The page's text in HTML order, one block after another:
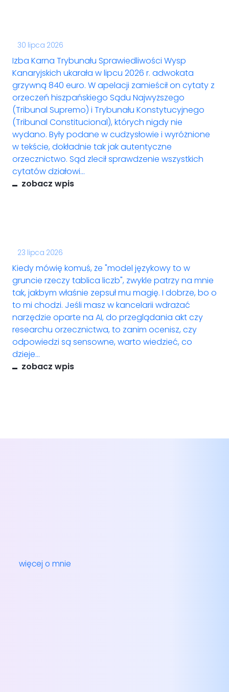
30 lipca 2026
Izba Karna Trybunału Sprawiedliwości Wysp
Kanaryjskich ukarała w lipcu 2026 r. adwokata
grzywną 840 euro. W apelacji zamieścił on cytaty z
orzeczeń hiszpańskiego Sądu Najwyższego
(Tribunal Supremo) i Trybunału Konstytucyjnego
(Tribunal Constitucional), których nigdy nie
wydano. Były podane w cudzysłowie i wyróżnione
w tekście, dokładnie tak jak autentyczne
orzecznictwo. Sąd zlecił sprawdzenie wszystkich
cytatów działowi...
zobacz wpis
23 lipca 2026
Kiedy mówię komuś, że "model językowy to w
gruncie rzeczy tablica liczb", zwykle patrzy na mnie
tak, jakbym właśnie zepsuł mu magię. I dobrze, bo o
to mi chodzi. Jeśli masz w kancelarii wdrażać
narzędzie oparte na AI, do przeglądania akt czy
researchu orzecznictwa, to zanim ocenisz, czy
odpowiedzi są sensowne, warto wiedzieć, co
dzieje...
zobacz wpis
więcej o mnie